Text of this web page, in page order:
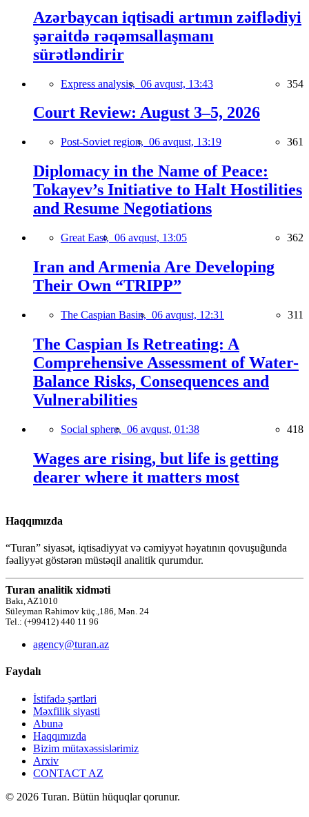
Azərbaycan iqtisadi artımın zəiflədiyi
şəraitdə rəqəmsallaşmanı
sürətləndirir
Express analysis, 06 avqust, 13:43 354
Court Review: August 3–5, 2026
Post-Soviet region, 06 avqust, 13:19 361
Diplomacy in the Name of Peace:
Tokayev’s Initiative to Halt Hostilities
and Resume Negotiations
Great East, 06 avqust, 13:05 362
Iran and Armenia Are Developing
Their Own “TRIPP”
The Caspian Basin, 06 avqust, 12:31 311
The Caspian Is Retreating: A
Comprehensive Assessment of Water-
Balance Risks, Consequences and
Vulnerabilities
Social sphere, 06 avqust, 01:38 418
Wages are rising, but life is getting
dearer where it matters most
Haqqımızda
“Turan” siyasət, iqtisadiyyat və cəmiyyət həyatının qovuşuğunda
fəaliyyət göstərən müstəqil analitik qurumdur.
Turan analitik xidməti
Bakı, AZ1010
Süleyman Rəhimov küç.,186, Mən. 24
Tel.: (+99412) 440 11 96
agency@turan.az
Faydalı
İstifadə şərtləri
Məxfilik siyasti
Abunə
Haqqımızda
Bizim mütəxəssislərimiz
Arxiv
CONTACT AZ
© 2026 Turan. Bütün hüquqlar qorunur.